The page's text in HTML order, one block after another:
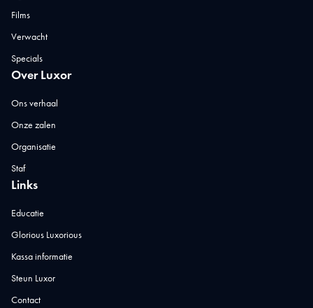
Films
Verwacht
Specials
Over Luxor
Ons verhaal
Onze zalen
Organisatie
Staf
Links
Educatie
Glorious Luxorious
Kassa informatie
Steun Luxor
Contact